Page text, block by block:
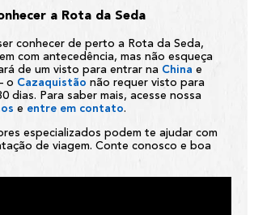
a Rota da Seda
conhecer de perto a Rota da Seda,
com antecedência, mas não esqueça
de um visto para entrar na China e
o Cazaquistão não requer visto para
dias. Para saber mais, acesse nossa
e entre em contato.
especializados podem te ajudar com
de viagem. Conte conosco e boa